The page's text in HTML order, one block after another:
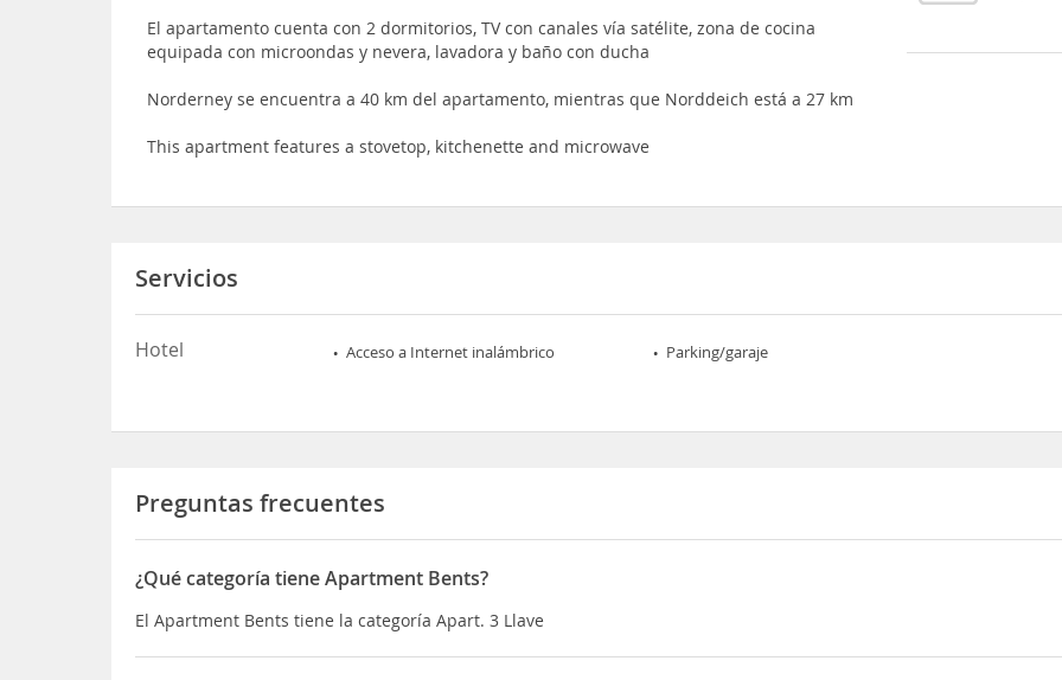
El apartamento cuenta con 2 dormitorios, TV con canales vía satélite, zona de cocina
equipada con microondas y nevera, lavadora y baño con ducha
Norderney se encuentra a 40 km del apartamento, mientras que Norddeich está a 27 km
This apartment features a stovetop, kitchenette and microwave
Servicios
Hotel Acceso a Internet inalámbrico Parking/garaje
Preguntas frecuentes
¿Qué categoría tiene Apartment Bents?
El Apartment Bents tiene la categoría Apart. 3 Llave